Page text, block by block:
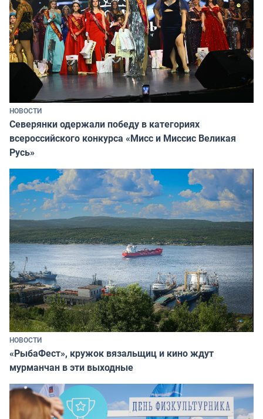
НОВОСТИ
Северянки одержали победу в категориях
всероссийского конкурса «Мисс и Миссис Великая
Русь»
НОВОСТИ
«РыбаФест», кружок вязальщиц и кино ждут
мурманчан в эти выходные